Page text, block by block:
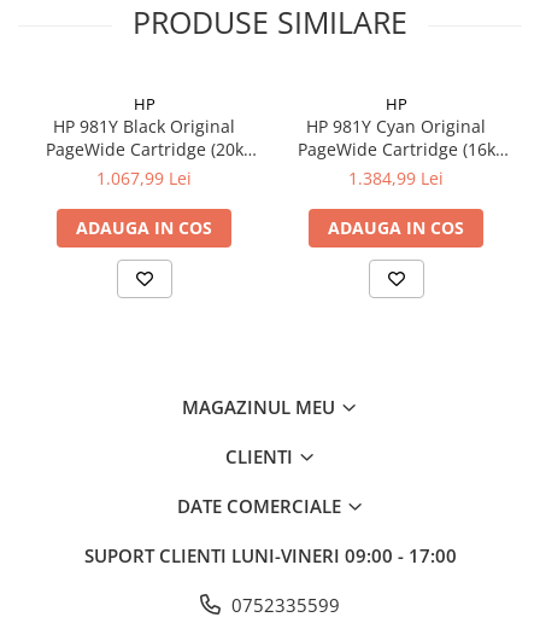
PRODUSE SIMILARE
HP
HP 981Y Black Original
PageWide Cartridge (20k
pag)
1.067,99 Lei
ADAUGA IN COS
HP
HP 981Y Cyan Original
PageWide Cartridge (16k
pag)
1.384,99 Lei
ADAUGA IN COS
MAGAZINUL MEU
CLIENTI
DATE COMERCIALE
SUPORT CLIENTI LUNI-VINERI 09:00 - 17:00
0752335599